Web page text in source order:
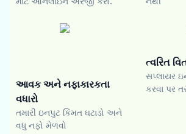
આવક અને નફાકારકતા
વધારો
તમારી ઇનપુટ કિંમત ઘટાડો અને
વધુ નફો મેળવો
ત્વરિત
સપ્લાયર
કરવા પર